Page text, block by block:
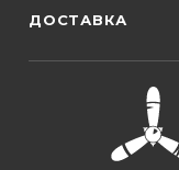
ДОСТАВКА